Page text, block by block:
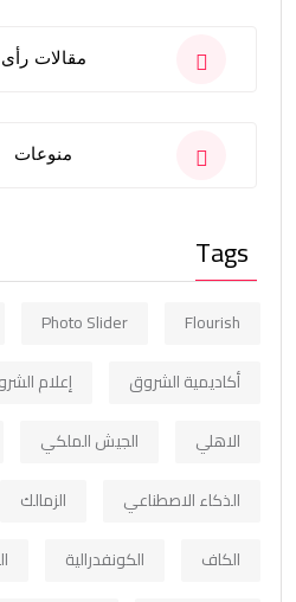
مقالات رأى
منوعات
Tags
Flourish
Photo Slider
أكاديمية الشروق
إعلام
الاهلي
الجيش الملكي
الذكاء الاصطناعي
الزمالك
الكاف
الكونفدرالية